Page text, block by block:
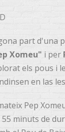
part d'una
Xomeu" i per
els pous i
en las
Pep
55 minuts de